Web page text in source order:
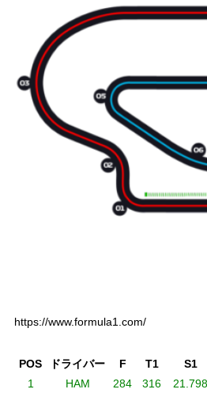
https://www.formula1.com/
POS ドライバー F T1 S1
1
HAM 284 316 21.798